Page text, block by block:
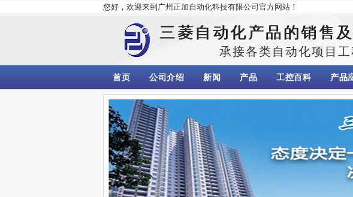
您好，欢迎来到广州正加自动化科技有限公司官方网站！
三菱自动化产品的销售
承接各类自动化项目
首页 公司介绍 新闻 产品 工控百科 产品